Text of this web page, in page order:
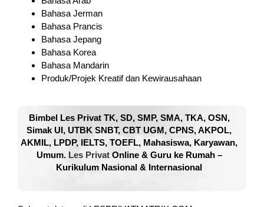
Bahasa Jerman
Bahasa Prancis
Bahasa Jepang
Bahasa Korea
Bahasa Mandarin
Produk/Projek Kreatif dan Kewirausahaan
Bimbel Les Privat TK, SD, SMP, SMA, TKA, OSN,
Simak UI, UTBK SNBT, CBT UGM, CPNS, AKPOL,
AKMIL, LPDP, IELTS, TOEFL, Mahasiswa, Karyawan,
Umum. Les PrivatOnline & Guru ke Rumah –
Kurikulum Nasional & Internasional